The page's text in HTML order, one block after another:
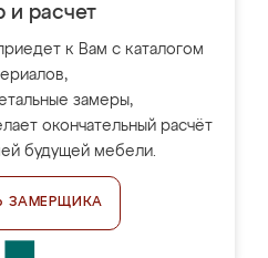
и расчет
к Вам с каталогом
замеры,
окончательный расчёт
будущей мебели.
ЗАМЕРЩИКА